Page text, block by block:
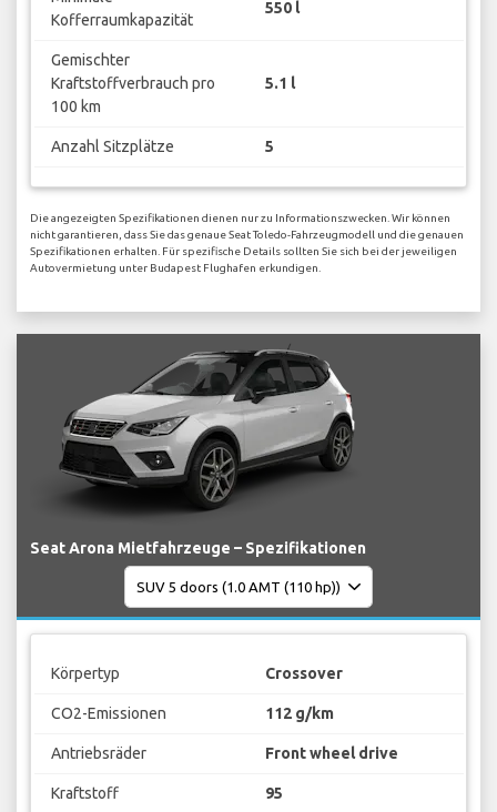
Kofferraumkapazität
550 l
Gemischter
Kraftstoffverbrauch pro
100 km
5.1 l
Anzahl Sitzplätze 5
Die angezeigten Spezifikationen dienen nur zu Informationszwecken. Wir können
nicht garantieren, dass Sie das genaue Seat Toledo-Fahrzeugmodell und die genauen
Spezifikationen erhalten. Für spezifische Details sollten Sie sich bei der jeweiligen
Autovermietung unter Budapest Flughafen erkundigen.
Seat Arona Mietfahrzeuge – Spezifikationen
Körpertyp Crossover
CO2-Emissionen 112 g/km
Antriebsräder Front wheel drive
Kraftstoff 95